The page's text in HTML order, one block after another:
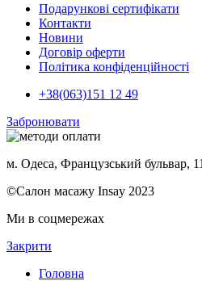
Подарункові сертифікати
Контакти
Новини
Договір оферти
Політика конфіденційності
+38(063)151 12 49
Забронювати
м. Одеса, Французський бульвар, 11
©Салон масажу Insay 2023
Ми в соцмережах
Закрити
Головна